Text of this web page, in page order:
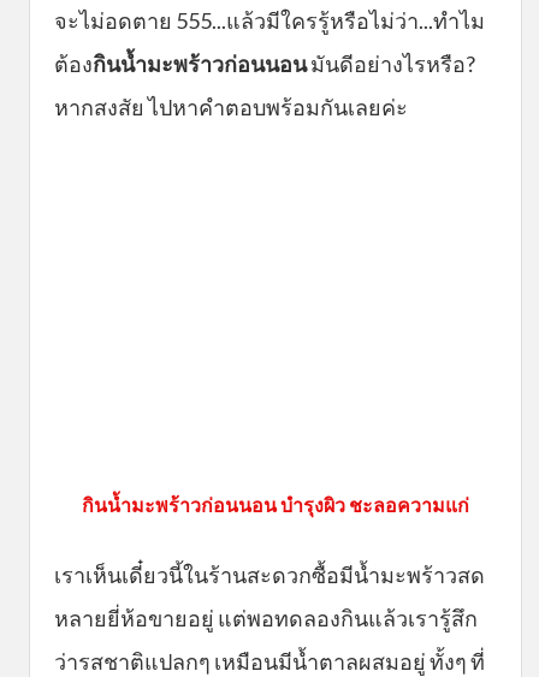
จะไม่อดตาย 555...แล้วมีใครรู้หรือไม่ว่า...ทำไม
ต้องกินน้ำมะพร้าวก่อนนอนมันดีอย่างไรหรือ?
หากสงสัย ไปหาคำตอบพร้อมกันเลยค่ะ
กินน้ำมะพร้าวก่อนนอน บำรุงผิว ชะลอความแก่
เราเห็นเดี๋ยวนี้ในร้านสะดวกซื้อมีน้ำมะพร้าวสด
หลายยี่ห้อขายอยู่ แต่พอทดลองกินแล้วเรารู้สึก
ว่ารสชาติแปลกๆ เหมือนมีน้ำตาลผสมอยู่ ทั้งๆ ที่